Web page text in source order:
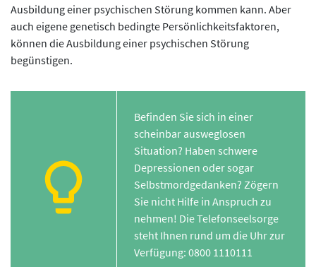
Ausbildung einer psychischen Störung kommen kann. Aber
auch eigene genetisch bedingte Persönlichkeitsfaktoren,
können die Ausbildung einer psychischen Störung
begünstigen.
Befinden Sie sich in einer
scheinbar ausweglosen
Situation? Haben schwere
Depressionen oder sogar
Selbstmordgedanken? Zögern
Sie nicht Hilfe in Anspruch zu
nehmen! Die Telefonseelsorge
steht Ihnen rund um die Uhr zur
Verfügung: 0800 1110111